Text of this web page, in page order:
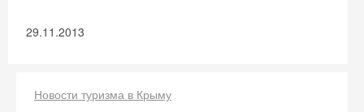
29.11.2013
Новости туризма в Крыму